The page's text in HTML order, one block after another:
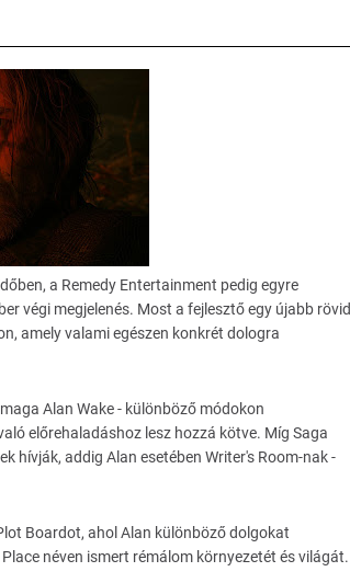
a Remedy Entertainment pedig egyre
végi megjelenés. Most a fejlesztő egy újabb rövid
amely valami egészen konkrét dologra
Alan Wake - különböző módokon
előrehaladáshoz lesz hozzá kötve. Míg Saga
hívják, addig Alan esetében Writer's Room-nak -
Boardot, ahol Alan különböző dolgokat
néven ismert rémálom környezetét és világát.